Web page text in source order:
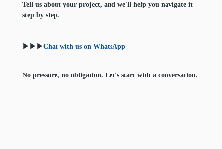
Tell us about your project, and we'll help you navigate it—
step by step.
▶▶▶Chat with us on WhatsApp
No pressure, no obligation. Let's start with a conversation.